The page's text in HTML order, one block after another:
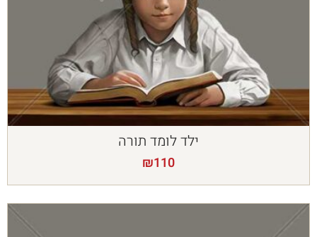
ילד לומד תורה
₪110